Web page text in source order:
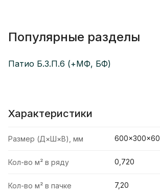
Популярные разделы
Патио Б.3.П.6 (+МФ, БФ)
Характеристики
Размер (Д×Ш×В), мм 600×300×60
Кол-во м² в ряду 0,720
Кол-во м² в пачке 7,20